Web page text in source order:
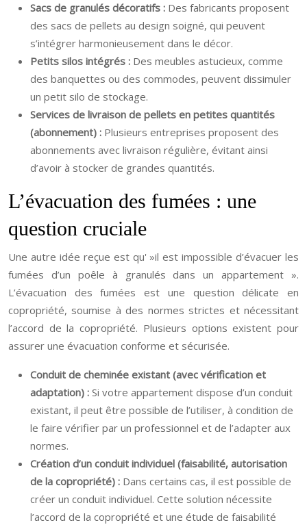
Sacs de granulés décoratifs : Des fabricants proposent
des sacs de pellets au design soigné, qui peuvent
s’intégrer harmonieusement dans le décor.
Petits silos intégrés : Des meubles astucieux, comme
des banquettes ou des commodes, peuvent dissimuler
un petit silo de stockage.
Services de livraison de pellets en petites quantités
(abonnement) : Plusieurs entreprises proposent des
abonnements avec livraison régulière, évitant ainsi
d’avoir à stocker de grandes quantités.
L’évacuation des fumées : une
question cruciale
Une autre idée reçue est qu' »il est impossible d’évacuer les
fumées d’un poêle à granulés dans un appartement ».
L’évacuation des fumées est une question délicate en
copropriété, soumise à des normes strictes et nécessitant
l’accord de la copropriété. Plusieurs options existent pour
assurer une évacuation conforme et sécurisée.
Conduit de cheminée existant (avec vérification et
adaptation) : Si votre appartement dispose d’un conduit
existant, il peut être possible de l’utiliser, à condition de
le faire vérifier par un professionnel et de l’adapter aux
normes.
Création d’un conduit individuel (faisabilité, autorisation
de la copropriété) : Dans certains cas, il est possible de
créer un conduit individuel. Cette solution nécessite
l’accord de la copropriété et une étude de faisabilité